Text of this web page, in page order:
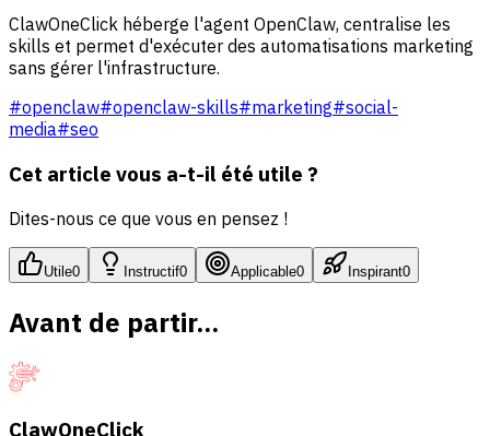
ClawOneClick héberge l'agent OpenClaw, centralise les
skills et permet d'exécuter des automatisations marketing
sans gérer l'infrastructure.
#openclaw#openclaw-skills#marketing#social-
media#seo
Cet article vous a-t-il été utile ?
Dites-nous ce que vous en pensez !
Utile0 Instructif0 Applicable0 Inspirant0
Avant de partir...
ClawOneClick